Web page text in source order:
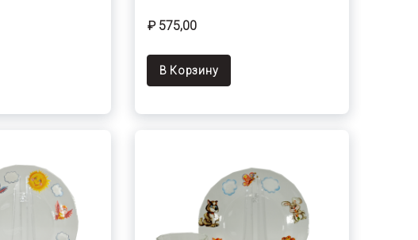
₽ 575,00
В Корзину